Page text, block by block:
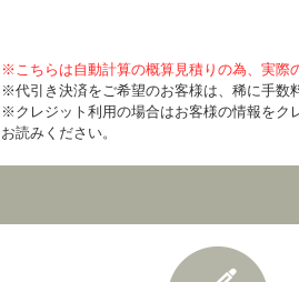
※こちらは自動計算の概算見積りの為、実際
※代引き決済をご希望のお客様は、稀に手数
※クレジット利用の場合はお客様の情報をク
お読みください。